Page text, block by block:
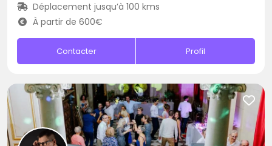
Déplacement jusqu’à 100 kms
À partir de 600€
Contacter Profil